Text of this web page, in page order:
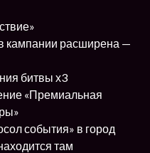
кампании расширена —
битвы х3
«Премиальная
события» в город
там